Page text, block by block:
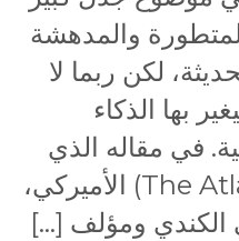
والمدهشة
لكن ربما لا
بها الذكاء
في مقاله الذي
نشره موقع أتلانتك (The Atlantic) الأميركي،
الكندي ومؤلف […]